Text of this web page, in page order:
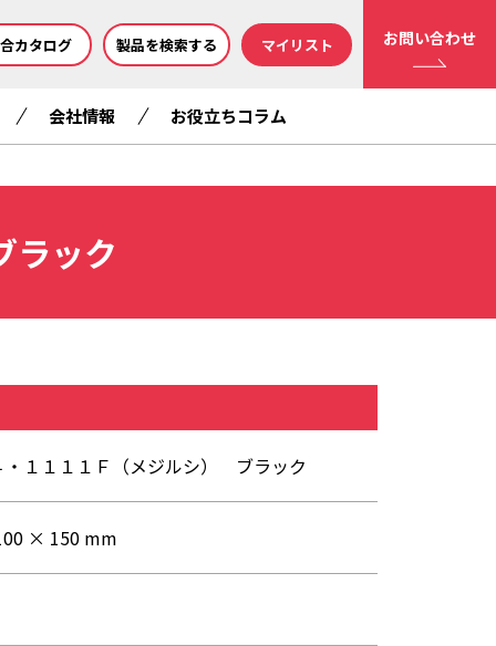
カタログ 製品を検索する マイリスト お問い合わせ
会社情報 お役立ちコラム
ラック
・１１１１Ｆ（メジルシ） ブラック
× 150 mm